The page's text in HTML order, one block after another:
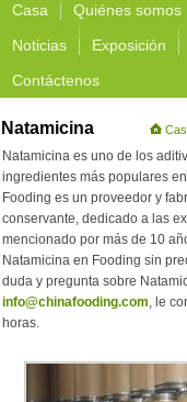
Casa Quiénes somos
Noticias
Exposición
Contáctenos
Natamicina
Natamicina es uno de los
ingredientes más populares
Fooding es un proveedor y
conservante, dedicado a las
mencionado por más de 10
Natamicina en Fooding sin
duda y pregunta sobre
info@chinafooding.com, le
horas.